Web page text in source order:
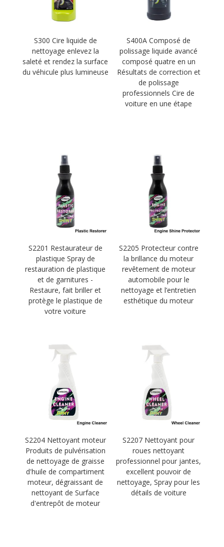
S300 Cire liquide de
nettoyage enlevez la
saleté et rendez la surface
du véhicule plus lumineuse
S400A Composé de
polissage liquide avancé
composé quatre en un
Résultats de correction et
de polissage
professionnels Cire de
voiture en une étape
S2201 Restaurateur de
plastique Spray de
restauration de plastique
et de garnitures -
Restaure, fait briller et
protège le plastique de
votre voiture
S2205 Protecteur contre
la brillance du moteur
revêtement de moteur
automobile pour le
nettoyage et l’entretien
esthétique du moteur
S2204 Nettoyant moteur
Produits de pulvérisation
de nettoyage de graisse
d'huile de compartiment
moteur, dégraissant de
nettoyant de Surface
d'entrepôt de moteur
S2207 Nettoyant pour
roues nettoyant
professionnel pour jantes,
excellent pouvoir de
nettoyage, Spray pour les
détails de voiture